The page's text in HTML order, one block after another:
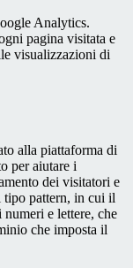
Analytics.
pagina visitata e
visualizzazioni di
alla piattaforma di
per aiutare i
dei visitatori e
tipo pattern, in cui il
e lettere, che
che imposta il